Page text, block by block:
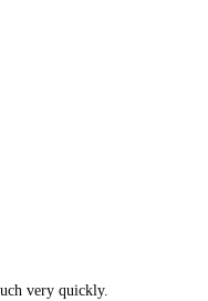
very quickly.